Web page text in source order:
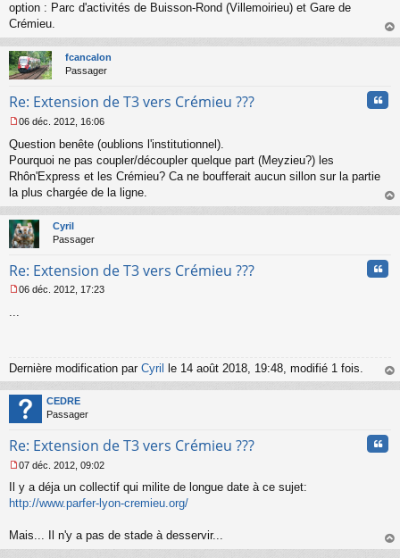
l
u
option : Parc d'activités de Buisson-Rond (Villemoirieu) et Gare de
Crémieu.
au
fcancalon
Passager
Re: Extension de T3 vers Crémieu ???
e
s
g
n
o
u
06 déc. 2012, 16:06
Question benête (oublions l'institutionnel).
Pourquoi ne pas coupler/découpler quelque part (Meyzieu?) les
Rhôn'Express et les Crémieu? Ca ne boufferait aucun sillon sur la partie
la plus chargée de la ligne.
au
Cyril
Passager
Re: Extension de T3 vers Crémieu ???
g
e
n
o
n
u
06 déc. 2012, 17:23
Dernière modification par Cyril le 14 août 2018, 19:48, modifié 1 fois.
au
CEDRE
Passager
Re: Extension de T3 vers Crémieu ???
e
s
g
07 déc. 2012, 09:02
Il y a déja un collectif qui milite de longue date à ce sujet:
http://www.parfer-lyon-cremieu.org/
Mais... Il n'y a pas de stade à desservir...
au